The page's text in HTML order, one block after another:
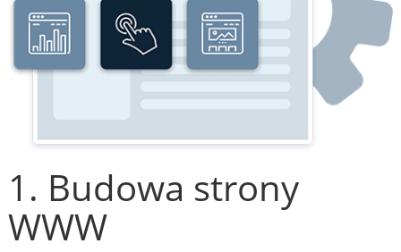
1. Budowa strony
WWW